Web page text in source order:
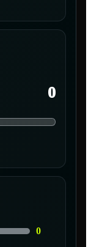
0
0